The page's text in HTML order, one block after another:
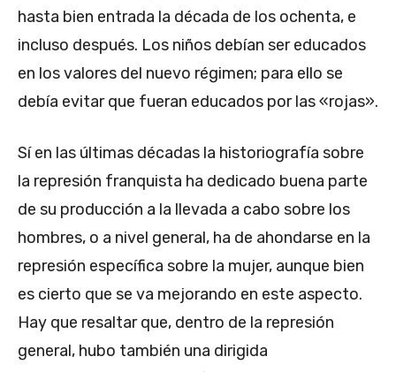
hasta bien entrada la década de los ochenta, e
incluso después. Los niños debían ser educados
en los valores del nuevo régimen; para ello se
debía evitar que fueran educados por las «rojas».
Sí en las últimas décadas la historiografía sobre
la represión franquista ha dedicado buena parte
de su producción a la llevada a cabo sobre los
hombres, o a nivel general, ha de ahondarse en la
represión específica sobre la mujer, aunque bien
es cierto que se va mejorando en este aspecto.
Hay que resaltar que, dentro de la represión
general, hubo también una dirigida